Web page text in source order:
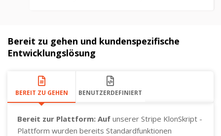
Bereit zu gehen und kundenspezifische
Entwicklungslösung
BEREIT ZU GEHEN BENUTZERDEFINIERT
Bereit zur Plattform: Auf unserer Stripe KlonSkript -
Plattform wurden bereits Standardfunktionen